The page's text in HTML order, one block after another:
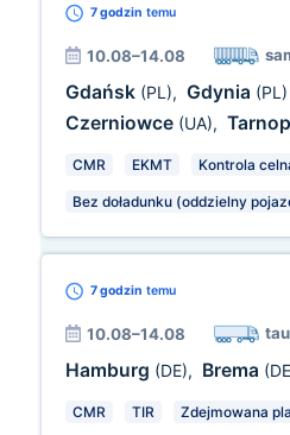
7 godzin temu
10.08–14.08
Gdańsk (PL), Gdynia (PL)
Czerniowce (UA),
CMR EKMT Kontrola
Bez doładunku (oddzielny
7 godzin temu
10.08–14.08
Hamburg (DE), Brema
CMR TIR Zdejmowana